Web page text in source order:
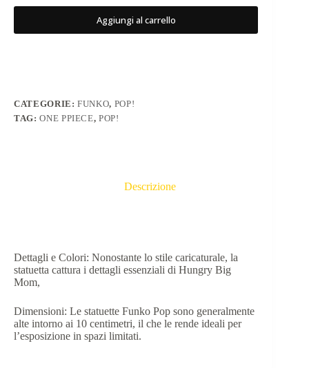
Aggiungi al carrello
CATEGORIE:FUNKO, POP!
TAG:ONE PPIECE,POP!
Descrizione
Dettagli e Colori: Nonostante lo stile caricaturale, la
statuetta cattura i dettagli essenziali di Hungry Big
Mom,
Dimensioni: Le statuette Funko Pop sono generalmente
alte intorno ai 10 centimetri, il che le rende ideali per
l’esposizione in spazi limitati.